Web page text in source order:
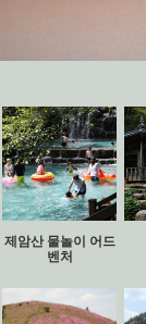
제암산 물놀이 어드
벤처